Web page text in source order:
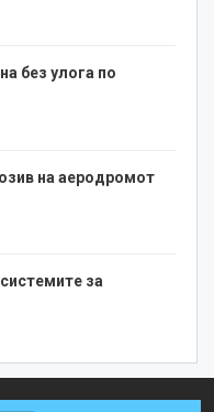
без улога по
на аеродромот
за